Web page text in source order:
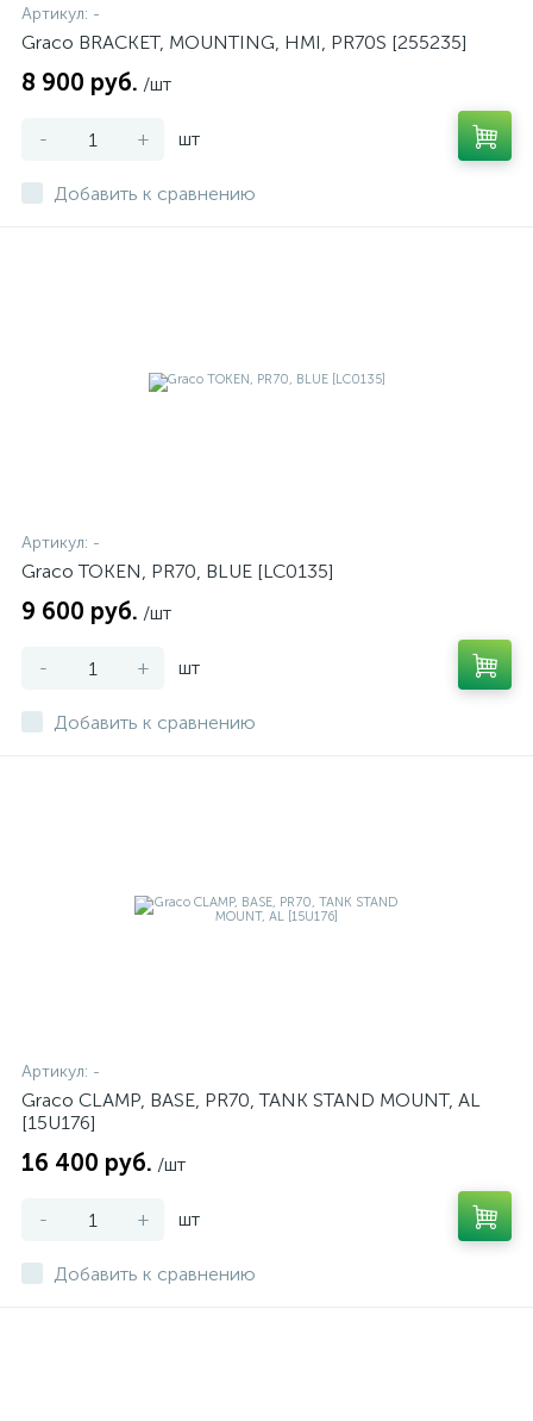
Артикул: -
Graco BRACKET, MOUNTING, HMI, PR70S [255235]
8 900 руб. /шт
- + шт
Добавить к сравнению
Артикул: -
Graco TOKEN, PR70, BLUE [LC0135]
9 600 руб. /шт
- + шт
Добавить к сравнению
Артикул: -
Graco CLAMP, BASE, PR70, TANK STAND MOUNT, AL
[15U176]
16 400 руб. /шт
- + шт
Добавить к сравнению